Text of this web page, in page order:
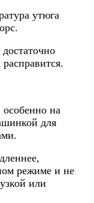
утюга
на
для
режиме и не
или